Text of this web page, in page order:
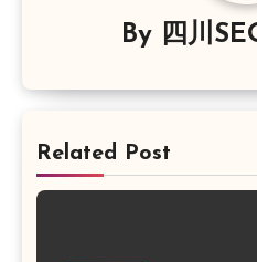
By 四川
Related Post